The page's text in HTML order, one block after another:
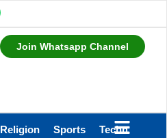
Join Whatsapp Channel
Religion Sports Technology